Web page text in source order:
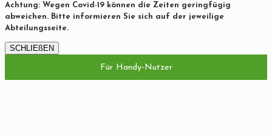
Achtung: Wegen Covid-19 können die Zeiten geringfügig
abweichen. Bitte informieren Sie sich auf der jeweilige
Abteilungsseite.
SCHLIEßEN
Für Handy-Nutzer